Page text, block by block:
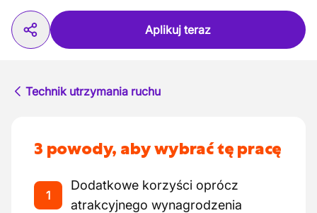
Aplikuj teraz
Technik utrzymania ruchu
3 powody, aby wybrać tę pracę
1
Dodatkowe korzyści oprócz
atrakcyjnego wynagrodzenia